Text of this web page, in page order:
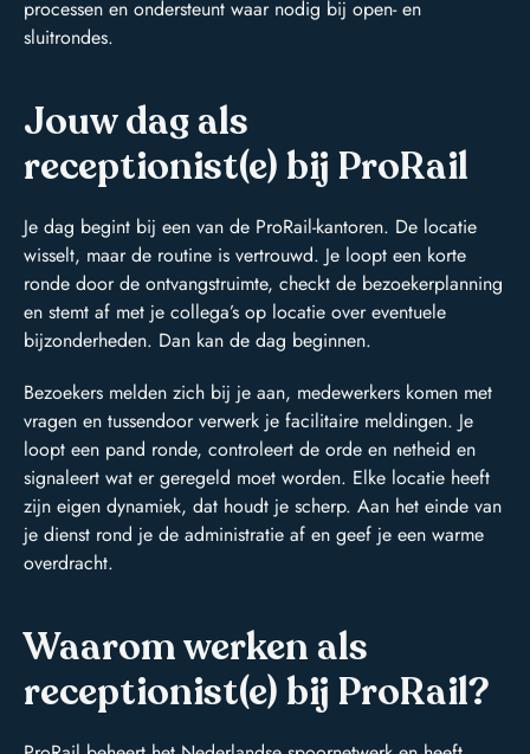
processen en ondersteunt waar nodig bij open- en
sluitrondes.
Jouw dag als
receptionist(e) bij ProRail
Je dag begint bij een van de ProRail-kantoren. De locatie
wisselt, maar de routine is vertrouwd. Je loopt een korte
ronde door de ontvangstruimte, checkt de bezoekerplanning
en stemt af met je collega’s op locatie over eventuele
bijzonderheden. Dan kan de dag beginnen.
Bezoekers melden zich bij je aan, medewerkers komen met
vragen en tussendoor verwerk je facilitaire meldingen. Je
loopt een pand ronde, controleert de orde en netheid en
signaleert wat er geregeld moet worden. Elke locatie heeft
zijn eigen dynamiek, dat houdt je scherp. Aan het einde van
je dienst rond je de administratie af en geef je een warme
overdracht.
Waarom werken als
receptionist(e) bij ProRail?